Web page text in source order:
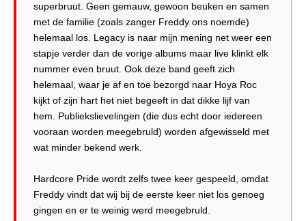
superbruut. Geen gemauw, gewoon beuken en samen
met de familie (zoals zanger Freddy ons noemde)
helemaal los. Legacy is naar mijn mening net weer een
stapje verder dan de vorige albums maar live klinkt elk
nummer even bruut. Ook deze band geeft zich
helemaal, waar je af en toe bezorgd naar Hoya Roc
kijkt of zijn hart het niet begeeft in dat dikke lijf van
hem. Publiekslievelingen (die dus echt door iedereen
vooraan worden meegebruld) worden afgewisseld met
wat minder bekend werk.
Hardcore Pride wordt zelfs twee keer gespeeld, omdat
Freddy vindt dat wij bij de eerste keer niet los genoeg
gingen en er te weinig werd meegebruld.